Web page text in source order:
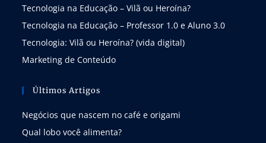
Tecnologia na Educação – Vilã ou Heroína?
Tecnologia na Educação – Professor 1.0 e Aluno 3.0
Tecnologia: Vilã ou Heroína? (vida digital)
Marketing de Conteúdo
Últimos Artigos
Negócios que nascem no café e origami
Qual lobo você alimenta?